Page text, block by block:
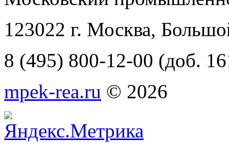
123022 г. Москва,
8 (495) 800-12-00 (доб.
mpek-rea.ru © 2026